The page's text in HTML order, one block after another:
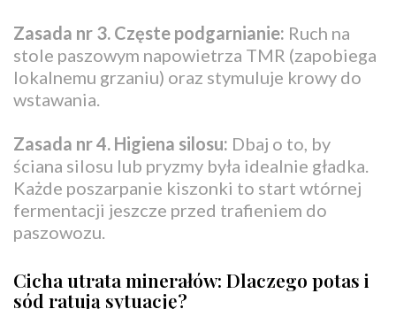
Zasada nr 3. Częste podgarnianie: Ruch na
stole paszowym napowietrza TMR (zapobiega
lokalnemu grzaniu) oraz stymuluje krowy do
wstawania.
Zasada nr 4. Higiena silosu: Dbaj o to, by
ściana silosu lub pryzmy była idealnie gładka.
Każde poszarpanie kiszonki to start wtórnej
fermentacji jeszcze przed trafieniem do
paszowozu.
Cicha utrata minerałów: Dlaczego potas i
sód ratują sytuację?